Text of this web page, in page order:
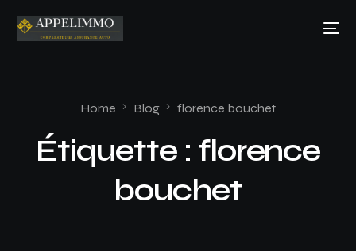
Home Blog florence bouchet
Étiquette : florence
bouchet